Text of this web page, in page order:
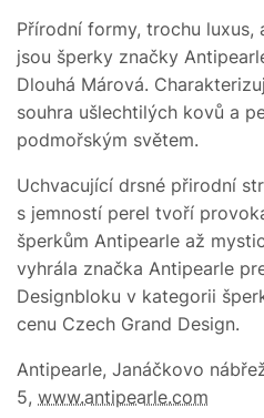
Přírodní formy, trochu luxus,
jsou šperky značky
Dlouhá Márová.
souhra ušlechtilých kovů a
podmořským světem.
Uchvacující drsné přirodní
s jemností perel tvoří
šperkům Antipearle až
vyhrála značka Antipearle
Designbloku v kategorii
cenu Czech Grand Design.
Antipearle, Janáčkovo
5, www.antipearle.com